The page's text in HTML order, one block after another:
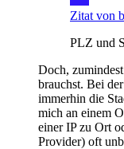
Zitat von
PLZ und
Doch,
brauchst. Bei
immerhin die
mich an einem
einer IP zu Ort
Provider) oft